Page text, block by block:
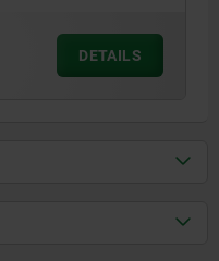
DETAILS